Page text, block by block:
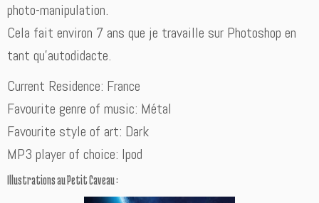
photo-manipulation.
Cela fait environ 7 ans que je travaille sur Photoshop en
tant qu’autodidacte.
Current Residence: France
Favourite genre of music: Métal
Favourite style of art: Dark
MP3 player of choice: Ipod
Illustrations au Petit Caveau :